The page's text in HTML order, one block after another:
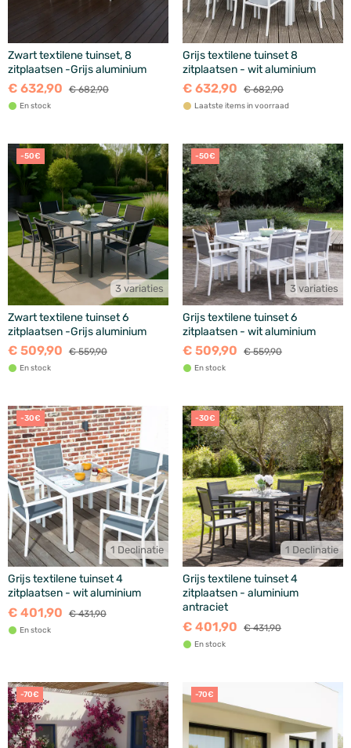
Zwart textilene tuinset, 8
zitplaatsen -Grijs aluminium
€ 632,90 € 682,90
En stock
Grijs textilene tuinset 8
zitplaatsen - wit aluminium
€ 632,90 € 682,90
Laatste items in voorraad
-50€
3 variaties
Zwart textilene tuinset 6
zitplaatsen -Grijs aluminium
€ 509,90 € 559,90
En stock
-50€
3 variaties
Grijs textilene tuinset 6
zitplaatsen - wit aluminium
€ 509,90 € 559,90
En stock
-30€
1 Declinatie
Grijs textilene tuinset 4
zitplaatsen - wit aluminium
€ 401,90 € 431,90
En stock
-30€
1 Declinatie
Grijs textilene tuinset 4
zitplaatsen - aluminium
antraciet
€ 401,90 € 431,90
En stock
-70€ -70€